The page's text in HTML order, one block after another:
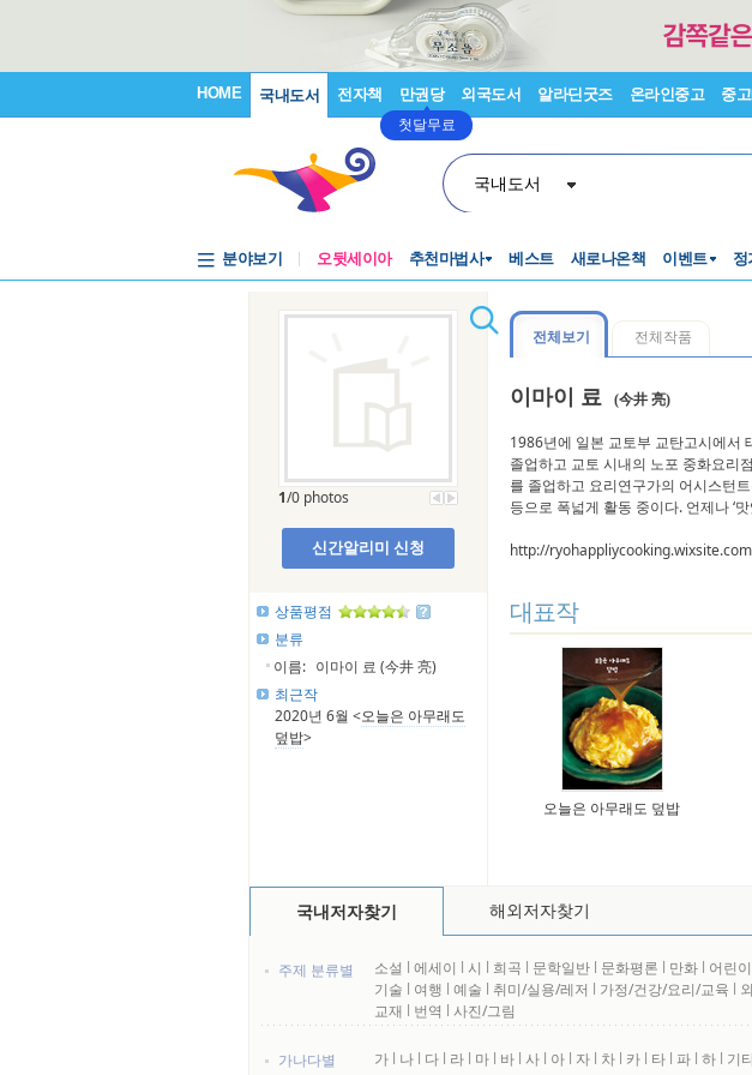
HOME 국내도서 전자책 만권당
첫달무료
외국도서 알라딘굿즈 온라인중고 중
국내도서
분야보기 오뒷세이아 추천마법사 베스트 새로나온책 이벤트 정
1/0 photos
신간알리미 신청
상품평점
분류
이름: 이마이 료 (今井 亮)
최근작
2020년 6월 <오늘은 아무래도
덮밥>
전체보기 전체작품
이마이 료 (今井 亮)
1986년에 일본 교토부 교탄고시에서
졸업하고 교토 시내의 노포 중화요리
를 졸업하고 요리연구가의 어시스턴
등으로 폭넓게 활동 중이다. 언제나 ‘
http://
대표작
오늘은 아무래도 덮밥
국내저자찾기 해외저자찾기
주제 분류별 소설 l 에세이 l 시 l 희곡 l 문학일반 l 문화평론 l 만화 l 어린
기술 l 여행 l 예술 l 취미/실용/레저 l 가정/건강/요리/교육 l
교재 l 번역 l 사진/그림
가나다별 가 l 나 l 다 l 라 l 마 l 바 l 사 l 아 l 자 l 차 l 카 l 타 l 파 l 하 l 기